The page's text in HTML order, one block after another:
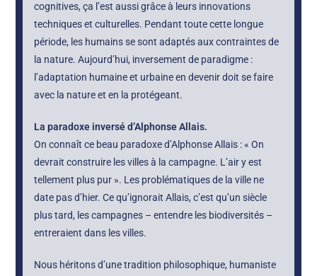
cognitives, ça l’est aussi grâce à leurs innovations
techniques et culturelles. Pendant toute cette longue
période, les humains se sont adaptés aux contraintes de
la nature. Aujourd’hui, inversement de paradigme :
l’adaptation humaine et urbaine en devenir doit se faire
avec la nature et en la protégeant.
La paradoxe inversé d’Alphonse Allais.
On connaît ce beau paradoxe d’Alphonse Allais : « On
devrait construire les villes à la campagne. L’air y est
tellement plus pur ». Les problématiques de la ville ne
date pas d’hier. Ce qu’ignorait Allais, c’est qu’un siècle
plus tard, les campagnes – entendre les biodiversités –
entreraient dans les villes.
Nous héritons d’une tradition philosophique, humaniste